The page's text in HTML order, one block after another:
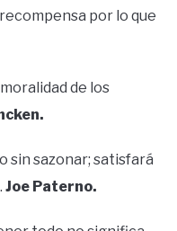
por lo que
de los
sin sazonar; satisfará
Joe Paterno.